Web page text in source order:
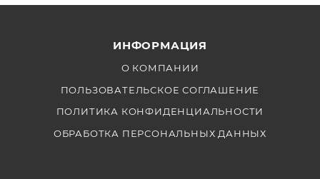
ИНФОРМАЦИЯ
О КОМПАНИИ
ПОЛЬЗОВАТЕЛЬСКОЕ СОГЛАШЕНИЕ
ПОЛИТИКА КОНФИДЕНЦИАЛЬНОСТИ
ОБРАБОТКА ПЕРСОНАЛЬНЫХ ДАННЫХ